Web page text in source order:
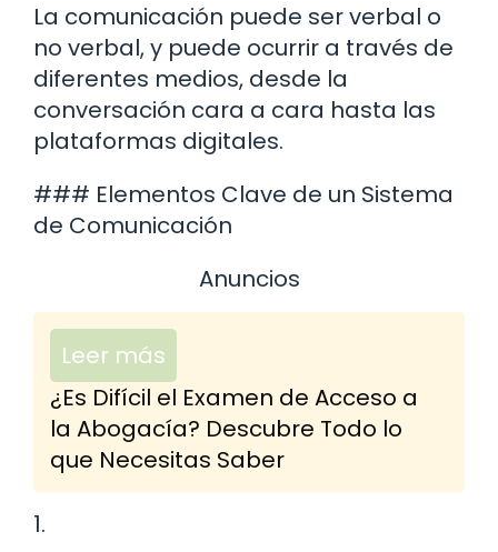
La comunicación puede ser verbal o
no verbal, y puede ocurrir a través de
diferentes medios, desde la
conversación cara a cara hasta las
plataformas digitales.
### Elementos Clave de un Sistema
de Comunicación
Anuncios
Leer más
¿Es Difícil el Examen de Acceso a
la Abogacía? Descubre Todo lo
que Necesitas Saber
1.